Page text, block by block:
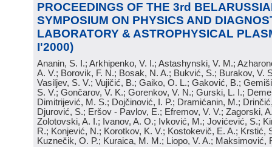
PROCEEDINGS OF THE 3rd
SYMPOSIUM ON PHYSICS AND
LABORATORY & ASTROPHYSICAL
I'2000)
Ananin, S. I.; Arkhipenko, V. I.; Astashynski, V. M.;
A. V.; Borovik, F. N.; Bosak, N. A.; Bukvić, S.; Burakov, V.
Vasiljev, S. V.; Vujičić, B.; Gaiko, O. L.; Gaković, B.;
S. V.; Gončarov, V. K.; Gorenkov, V. N.; Gurski, L. I.;
Dimitrijević, M. S.; Dojčinović, I. P.; Dramićanin, M.;
Djurović, S.; Eršov - Pavlov, E.; Efremov, V. V.; Zagorski,
Zolotovski, A. I.; Ivanov, A. O.; Ivković, M.; Jovićević, S.;
R.; Konjević, N.; Korotkov, K. V.; Kostokevič, E. A.; Krstić,
Kuznečik, O. P.; Kuraica, M. M.; Liopo, V. A.; Maksimović,